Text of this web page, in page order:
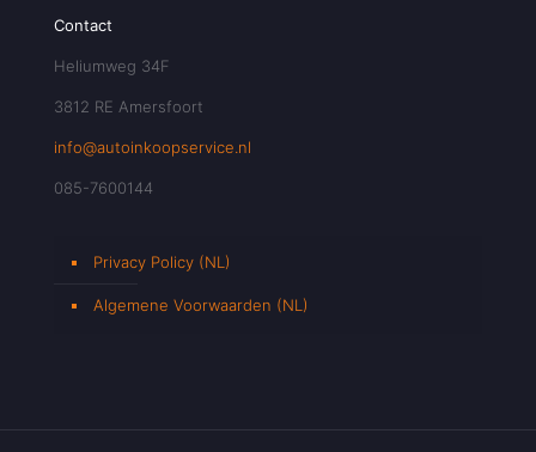
Contact
Heliumweg 34F
3812 RE Amersfoort
info@autoinkoopservice.nl
085-7600144
Privacy Policy (NL)
Algemene Voorwaarden (NL)